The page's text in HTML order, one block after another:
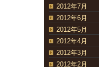
2012年7月
2012年6月
2012年5月
2012年4月
2012年3月
2012年2月